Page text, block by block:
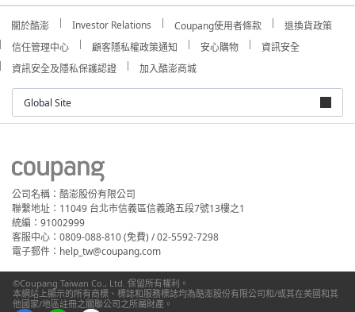
關於酷澎 Investor Relations Coupang使用者條款
退換貨政策
信任管理中心
顧客隱私權政策通知 安心購物
資訊安全
資訊安全及隱私保護認證
加入酷澎商城
Global Site
公司名稱：酷澎股份有限公司
聯繫地址：11049 台北市信義區信義路五段7號13樓之1
統編：91002999
客服中心：0809-088-810 (免費) / 02-5592-7298
電子郵件：help_tw@coupang.com
©Coupang Taiwan Co., Ltd. 保留所有權利。
本網站上顯示的所有商標、標誌和服務標誌均為酷澎股份有限公司和/或其在美國和其
他國家/地區註冊之關聯公司之所屬財產。